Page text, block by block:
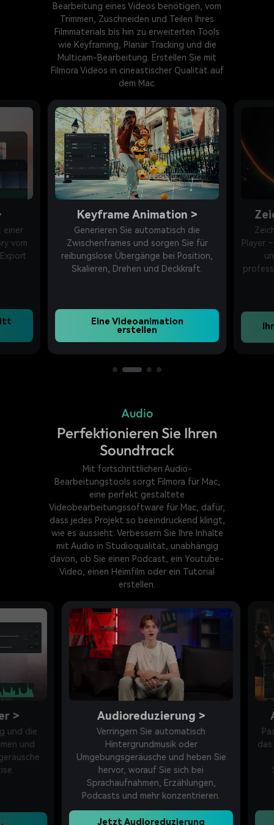
Bearbeitung eines Videos benötigen, vom
Trimmen, Zuschneiden und Teilen Ihres
Filmmaterials bis hin zu erweiterten Tools
wie Keyframing, Planar Tracking und die
Multicam-Bearbeitung. Erstellen Sie mit
Filmora Videos in cineastischer Qualität auf
dem Mac.
die
für
Zeichenstift-Werkzeug
Zeichnen Sie Pfade und Formen im
Player – fügen Sie Trim-Pfade, Konturen
und Follow-Effekte hinzu, um
professionelle Motion Graphics auf dem
Ihren ersten Pfad zeichnen
Audio
Perfektionieren Sie Ihren
Soundtrack
Mit fortschrittlichen Audio-
Bearbeitungstools sorgt Filmora für Mac,
eine perfekt gestaltete
Videobearbeitungssoftware für Mac, dafür,
dass jedes Projekt so beeindruckend klingt,
wie es aussieht. Verbessern Sie Ihre Inhalte
mit Audio in Studioqualität, unabhängig
davon, ob Sie einen Podcast, ein Youtube-
Video, einen Heimfilm oder ein Tutorial
erstellen.
die
und
Audioreduzierung>
Verringern Sie automatisch
Hintergrundmusik oder
Umgebungsgeräusche und heben Sie
hervor, worauf Sie sich bei
Sprachaufnahmen, Erzählungen,
Podcasts und mehr konzentrieren.
Jetzt Audioreduzierung
das